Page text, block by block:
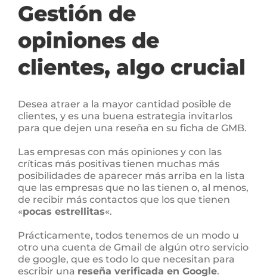
Gestión de
opiniones de
clientes, algo crucial
Desea atraer a la mayor cantidad posible de
clientes, y es una buena estrategia invitarlos
para que dejen una reseña en su ficha de GMB.
Las empresas con más opiniones y con las
críticas más positivas tienen muchas más
posibilidades de aparecer más arriba en la lista
que las empresas que no las tienen o, al menos,
de recibir más contactos que los que tienen
«pocas estrellitas«.
Prácticamente, todos tenemos de un modo u
otro una cuenta de Gmail de algún otro servicio
de google, que es todo lo que necesitan para
escribir una reseña verificada en Google.